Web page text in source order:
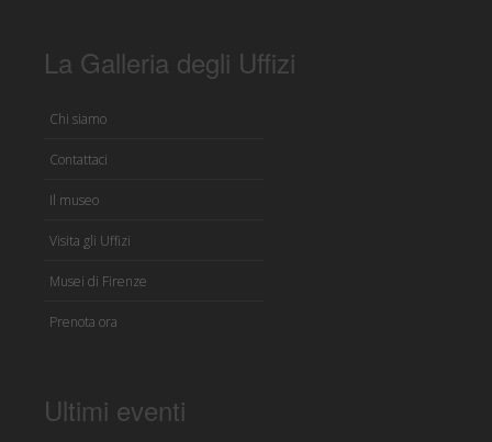
La Galleria degli Uffizi
Chi siamo
Contattaci
Il museo
Visita gli Uffizi
Musei di Firenze
Prenota ora
Ultimi eventi